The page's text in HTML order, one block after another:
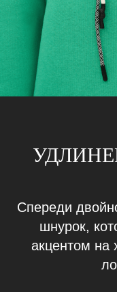
Спереди
шнурок,
акцентом на